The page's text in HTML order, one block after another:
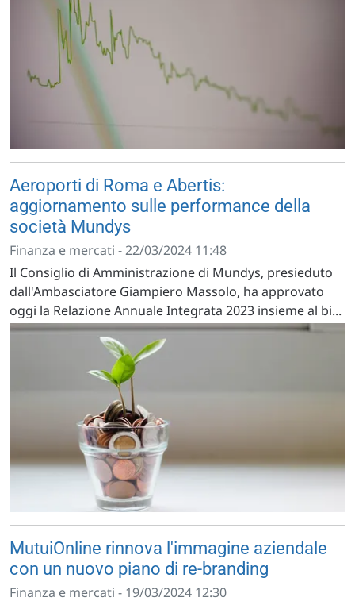
Aeroporti di Roma e Abertis:
aggiornamento sulle performance della
società Mundys
Finanza e mercati - 22/03/2024 11:48
Il Consiglio di Amministrazione di Mundys, presieduto
dall'Ambasciatore Giampiero Massolo, ha approvato
oggi la Relazione Annuale Integrata 2023 insieme al bi...
MutuiOnline rinnova l'immagine aziendale
con un nuovo piano di re-branding
Finanza e mercati - 19/03/2024 12:30